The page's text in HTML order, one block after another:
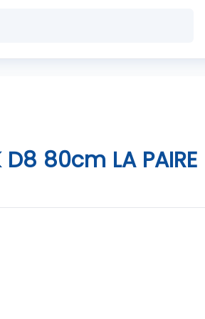
D8 80cm LA PAIRE